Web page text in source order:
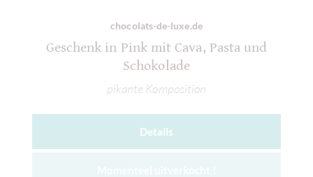
chocolats-de-luxe.de
Geschenk in Pink mit Cava, Pasta und
Schokolade
pikante Komposition
Details